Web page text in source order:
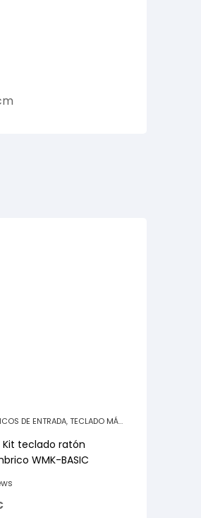
DE ENTRADA,TECLADO MÁS
Kit teclado ratón
WMK-BASIC